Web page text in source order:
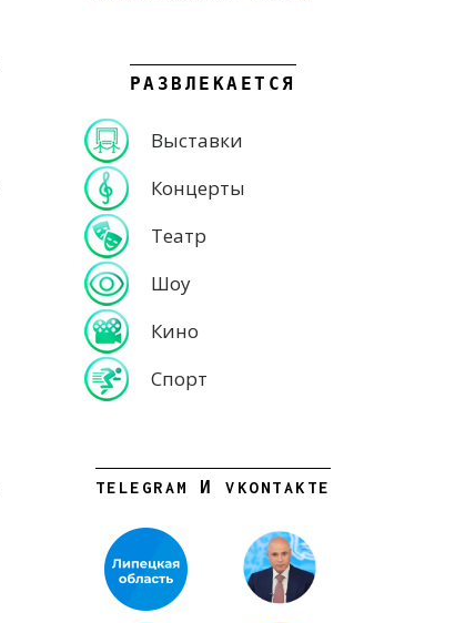
РАЗВЛЕКАЕТСЯ
Выставки
Концерты
Театр
Шоу
Кино
Спорт
TELEGRAM И VKONTAKTE